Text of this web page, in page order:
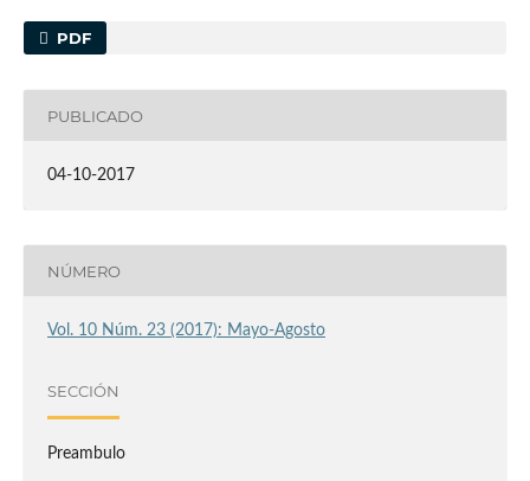
PDF
PUBLICADO
04-10-2017
NÚMERO
Vol. 10 Núm. 23 (2017): Mayo-Agosto
SECCIÓN
Preambulo